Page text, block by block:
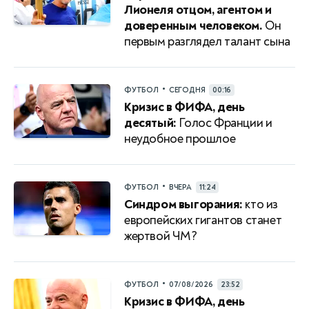
Лионеля отцом, агентом и
доверенным человеком. Он
первым разглядел талант сына
ФУТБОЛ • СЕГОДНЯ 00:16
Кризис в ФИФА, день
десятый: Голос Франции и
неудобное прошлое
ФУТБОЛ • ВЧЕРА 11:24
Синдром выгорания: кто из
европейских гигантов станет
жертвой ЧМ?
ФУТБОЛ • 07/08/2026 23:52
Кризис в ФИФА, день